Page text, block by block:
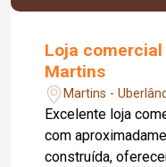
Loja
Martins
Martins -
Excelente loja
com
construída,